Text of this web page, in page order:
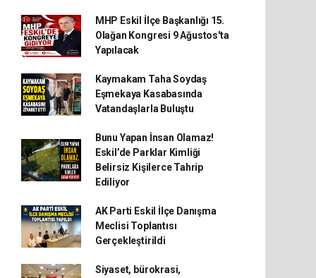
MHP Eskil İlçe Başkanlığı 15.
Olağan Kongresi 9 Ağustos'ta
Yapılacak
Kaymakam Taha Soydaş
Eşmekaya Kasabasında
Vatandaşlarla Buluştu
Bunu Yapan İnsan Olamaz!
Eskil’de Parklar Kimliği
Belirsiz Kişilerce Tahrip
Ediliyor
AK Parti Eskil İlçe Danışma
Meclisi Toplantısı
Gerçekleştirildi
Siyaset, bürokrasi,